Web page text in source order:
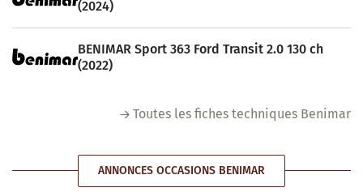
(2024)
BENIMAR Sport 363 Ford Transit 2.0 130 ch
(2022)
Toutes les fiches techniques Benimar
ANNONCES OCCASIONS BENIMAR